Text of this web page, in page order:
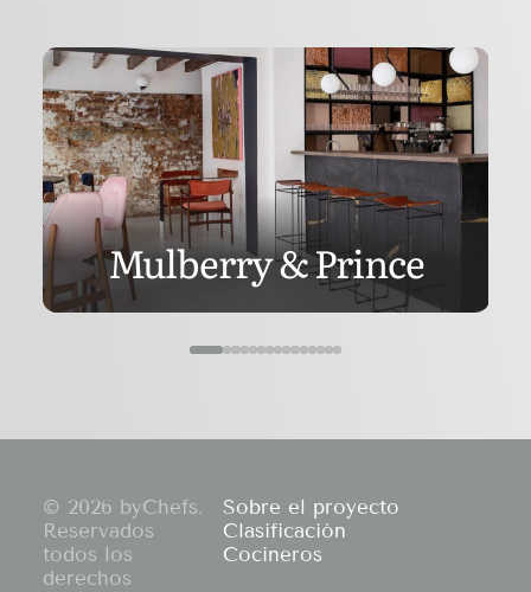
Mulberry & Prince
© 2026 byChefs.
Reservados
todos los
derechos
Sobre el proyecto
Clasificación
Cocineros